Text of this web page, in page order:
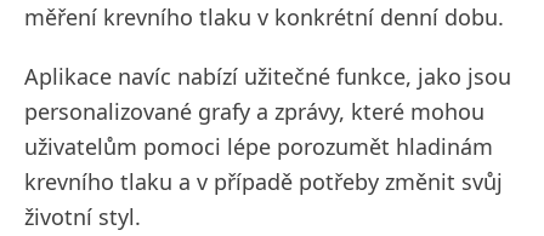
měření krevního tlaku v konkrétní denní dobu.
Aplikace navíc nabízí užitečné funkce, jako jsou
personalizované grafy a zprávy, které mohou
uživatelům pomoci lépe porozumět hladinám
krevního tlaku a v případě potřeby změnit svůj
životní styl.